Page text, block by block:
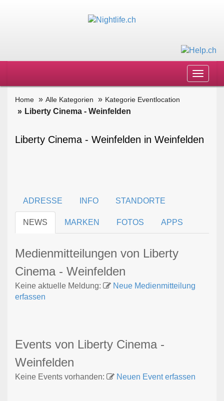
Toggle
Home Alle Kategorien Kategorie Eventlocation
Liberty Cinema - Weinfelden
Liberty Cinema - Weinfelden in Weinfelden
ADRESSE INFO STANDORTE
NEWS MARKEN FOTOS APPS
Medienmitteilungen von Liberty
Cinema - Weinfelden
Keine aktuelle Meldung:
Neue Medienmitteilung
erfassen
Events von Liberty Cinema -
Weinfelden
Keine Events vorhanden: Neuen Event erfassen